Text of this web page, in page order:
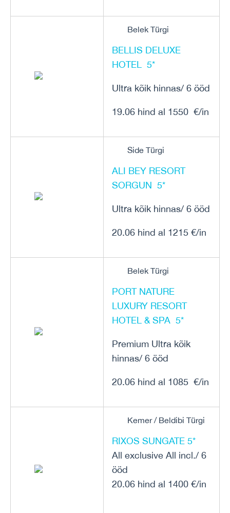
Belek Türgi
BELLIS DELUXE
HOTEL 5*
Ultra kõik hinnas/ 6 ööd
19.06 hind al 1550 €/in
Side Türgi
ALI BEY RESORT
SORGUN 5*
Ultra kõik hinnas/ 6 ööd
20.06 hind al 1215 €/in
Belek Türgi
PORT NATURE
LUXURY RESORT
HOTEL & SPA 5*
Premium Ultra kõik
hinnas/ 6 ööd
20.06 hind al 1085 €/in
Kemer / Beldibi Türgi
RIXOS SUNGATE 5*
All exclusive All incl./ 6
ööd
20.06 hind al 1400 €/in